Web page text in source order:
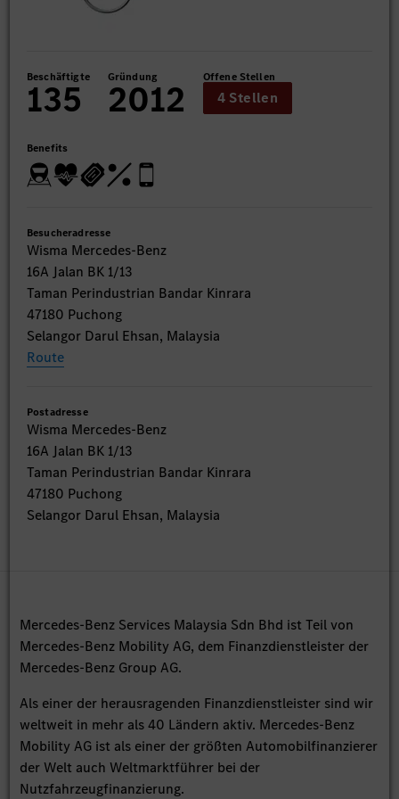
Beschäftigte
135 Gründung
2012 Offene Stellen
4 Stellen
Benefits
Besucheradresse
Wisma Mercedes-Benz
16A Jalan BK 1/13
Taman Perindustrian Bandar Kinrara
47180 Puchong
Selangor Darul Ehsan, Malaysia
Route
Postadresse
Wisma Mercedes-Benz
16A Jalan BK 1/13
Taman Perindustrian Bandar Kinrara
47180 Puchong
Selangor Darul Ehsan, Malaysia
Mercedes-Benz Services Malaysia Sdn Bhd ist Teil von
Mercedes-Benz Mobility AG, dem Finanzdienstleister der
Mercedes-Benz Group AG.
Als einer der herausragenden Finanzdienstleister sind wir
weltweit in mehr als 40 Ländern aktiv. Mercedes-Benz
Mobility AG ist als einer der größten Automobilfinanzierer
der Welt auch Weltmarktführer bei der
Nutzfahrzeugfinanzierung.